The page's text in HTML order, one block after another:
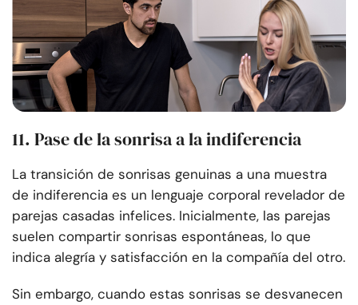
11. Pase de la sonrisa a la indiferencia
La transición de sonrisas genuinas a una muestra
de indiferencia es un lenguaje corporal revelador de
parejas casadas infelices. Inicialmente, las parejas
suelen compartir sonrisas espontáneas, lo que
indica alegría y satisfacción en la compañía del otro.
Sin embargo, cuando estas sonrisas se desvanecen